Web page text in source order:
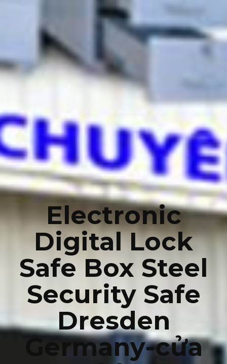
Electronic
Digital Lock
Safe Box Steel
Security Safe
Dresden
Germany-cửa